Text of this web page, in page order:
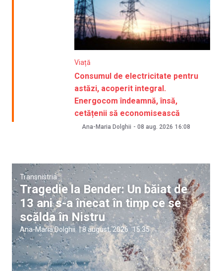
Viață
Consumul de electricitate pentru
astăzi, acoperit integral.
Energocom îndeamnă, însă,
cetățenii să economisească
Ana-Maria Dolghii - 08 aug. 2026 16:08
Transnistria
Tragedie la Bender: Un băiat de
13 ani s-a înecat în timp ce se
scălda în Nistru
Ana-Maria Dolghii |8 august, 2026 15:35